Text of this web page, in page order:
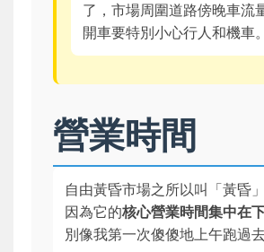
了，市場周圍道路傍晚車流
開車要特別小心行人和機車。
營業時間
自由黃昏市場之所以叫「黃昏
因為它的核心營業時間集中在
別像我第一次傻傻地上午跑過